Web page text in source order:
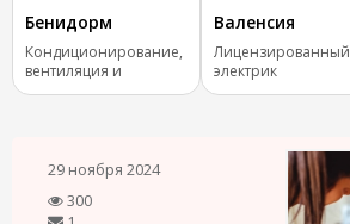
Бенидорм
Кондиционирование,
вентиляция и
отопление.
Валенсия
Лицензированный
электрик
29 ноября 2024
300